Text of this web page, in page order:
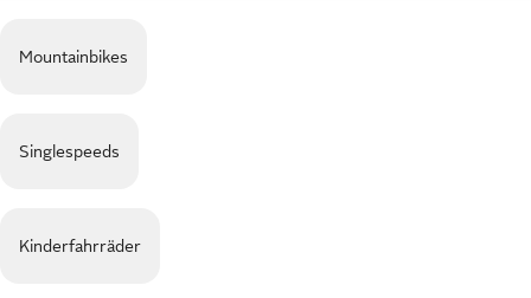
Mountainbikes
Singlespeeds
Kinderfahrräder